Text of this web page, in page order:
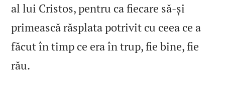
al lui Cristos, pentru ca fiecare să‑și
primească răsplata potrivit cu ceea ce a
făcut în timp ce era în trup, fie bine, fie
rău.